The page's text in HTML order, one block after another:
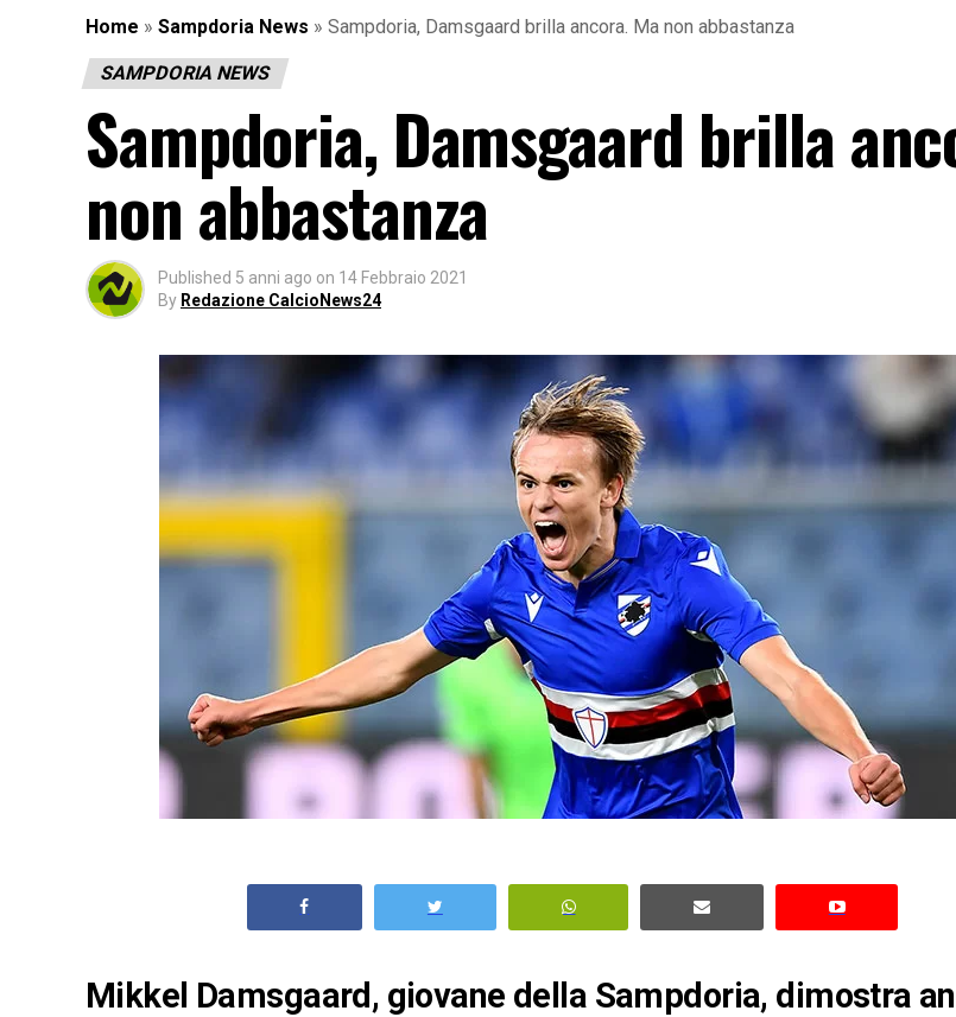
Home » Sampdoria News » Sampdoria, Damsgaard brilla ancora. Ma non abbastanza
SAMPDORIA NEWS
Sampdoria, Damsgaard brilla
non abbastanza
Published 5 anni ago on 14 Febbraio 2021
By Redazione CalcioNews24
Mikkel Damsgaard, giovane della Sampdoria, dimostra